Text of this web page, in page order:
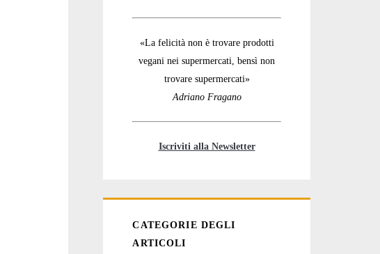
«La felicità non è trovare prodotti
vegani nei supermercati, bensì non
trovare supermercati»
Adriano Fragano
Iscriviti alla Newsletter
CATEGORIE DEGLI
ARTICOLI